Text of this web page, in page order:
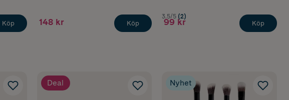
Köp 148 kr Köp
3.5/5 (2)
99 kr Köp
Deal Nyhet